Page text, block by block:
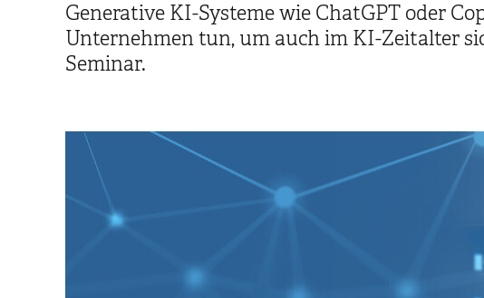
Generative KI-Systeme wie ChatGPT oder
Unternehmen tun, um auch im KI-Zeitalter
Seminar.